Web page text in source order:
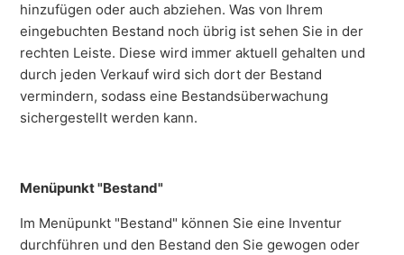
hinzufügen oder auch abziehen. Was von Ihrem
eingebuchten Bestand noch übrig ist sehen Sie in der
rechten Leiste. Diese wird immer aktuell gehalten und
durch jeden Verkauf wird sich dort der Bestand
vermindern, sodass eine Bestandsüberwachung
sichergestellt werden kann.
Menüpunkt "Bestand"
Im Menüpunkt "Bestand" können Sie eine Inventur
durchführen und den Bestand den Sie gewogen oder